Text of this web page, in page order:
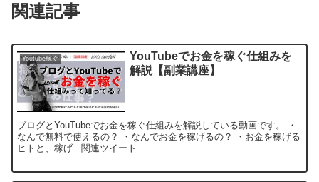
関連記事
Youtube稼ぐ
YouTubeでお金を稼ぐ仕組みを
解説【副業講座】
ブログとYouTubeでお金を稼ぐ仕組みを解説している動画です。 ・
なんで無料で使えるの？ ・なんでお金を稼げるの？ ・お金を稼げる
ヒトと、稼げ...関連ツイート